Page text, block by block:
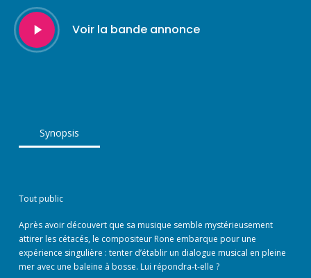
Play
Video
Voir la bande annonce
Synopsis
Tout public
Après avoir découvert que sa musique semble mystérieusement
attirer les cétacés, le compositeur Rone embarque pour une
expérience singulière : tenter d’établir un dialogue musical en pleine
mer avec une baleine à bosse. Lui répondra-t-elle ?